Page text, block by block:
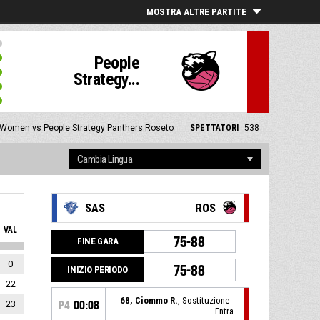
MOSTRA ALTRE PARTITE
People
Strategy...
vs People Strategy Panthers Roseto SPETTATORI 538
VAL
0
22
23
SAS ROS
FINE GARA 75-88
INIZIO PERIODO 75-88
P4 00:08 68, Ciommo R., Sostituzione -
Entra